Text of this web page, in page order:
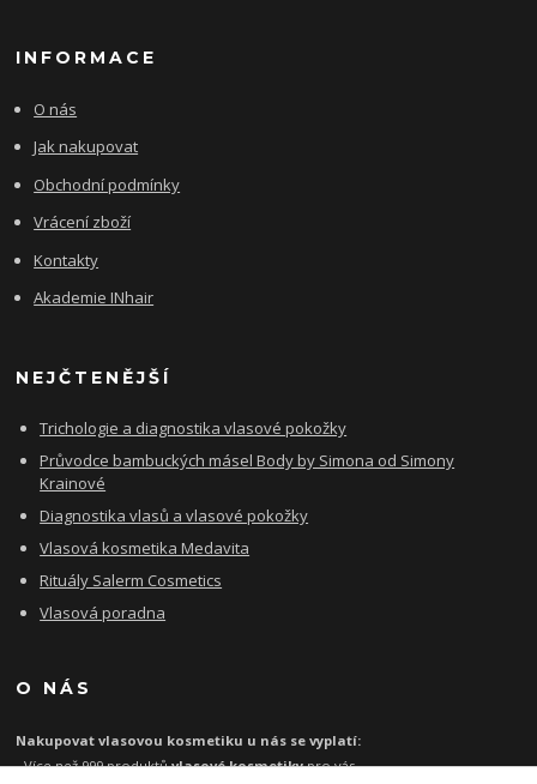
INFORMACE
O nás
Jak nakupovat
Obchodní podmínky
Vrácení zboží
Kontakty
Akademie INhair
NEJČTENĚJŠÍ
Trichologie a diagnostika vlasové pokožky
Průvodce bambuckých másel Body by Simona od Simony
Krainové
Diagnostika vlasů a vlasové pokožky
Vlasová kosmetika Medavita
Rituály Salerm Cosmetics
Vlasová poradna
O NÁS
Nakupovat vlasovou kosmetiku u nás se vyplatí:
- Více než 999 produktůvlasové kosmetikypro vás